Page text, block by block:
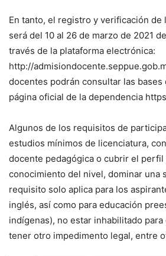
En tanto, el registro y verificación
será del 10 al 26 de marzo de 2021
través de la plataforma electrónica:
http://
docentes podrán consultar las
página oficial de la dependencia
Algunos de los requisitos de
estudios mínimos de licenciatura,
docente pedagógica o cubrir el perfil
conocimiento del nivel, dominar una
requisito solo aplica para los
inglés, así como para educación
indígenas), no estar inhabilitado
tener otro impedimento legal, entre